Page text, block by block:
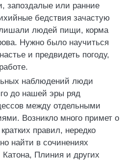
запоздалые или ранние
бедствия зачастую
людей пищи, корма
Нужно было научиться
и предвидеть погоду,
наблюдений люди
до нашей эры ряд
между отдельными
Возникло много примет о
правил, нередко
найти в сочинениях
Плиния и других